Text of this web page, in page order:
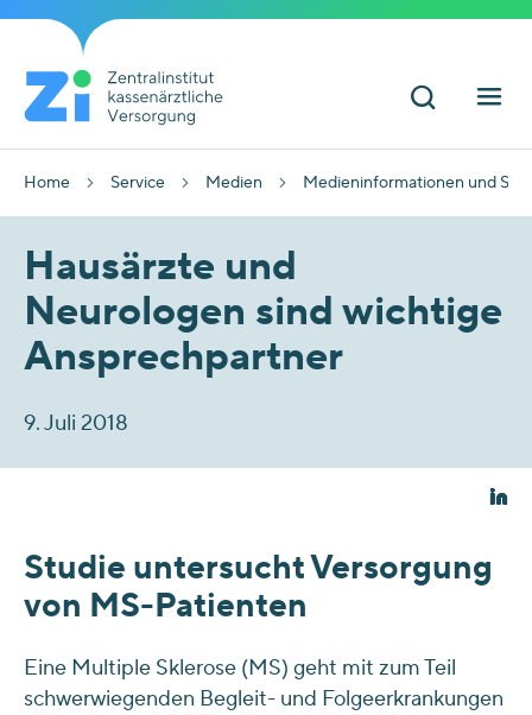
Home Service Medien Medieninformationen und
Hausärzte und
Neurologen sind wichtige
Ansprechpartner
9. Juli 2018
Studie untersucht Versorgung
von MS-Patienten
Eine Multiple Sklerose (MS) geht mit zum Teil
schwerwiegenden Begleit- und Folgeerkrankungen